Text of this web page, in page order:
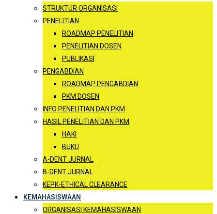
STRUKTUR ORGANISASI
PENELITIAN
ROADMAP PENELITIAN
PENELITIAN DOSEN
PUBLIKASI
PENGABDIAN
ROADMAP PENGABDIAN
PKM DOSEN
INFO PENELITIAN DAN PKM
HASIL PENELITIAN DAN PKM
HAKI
BUKU
A-DENT JURNAL
B-DENT JURNAL
KEPK-ETHICAL CLEARANCE
KEMAHASISWAAN
ORGANISASI KEMAHASISWAAN